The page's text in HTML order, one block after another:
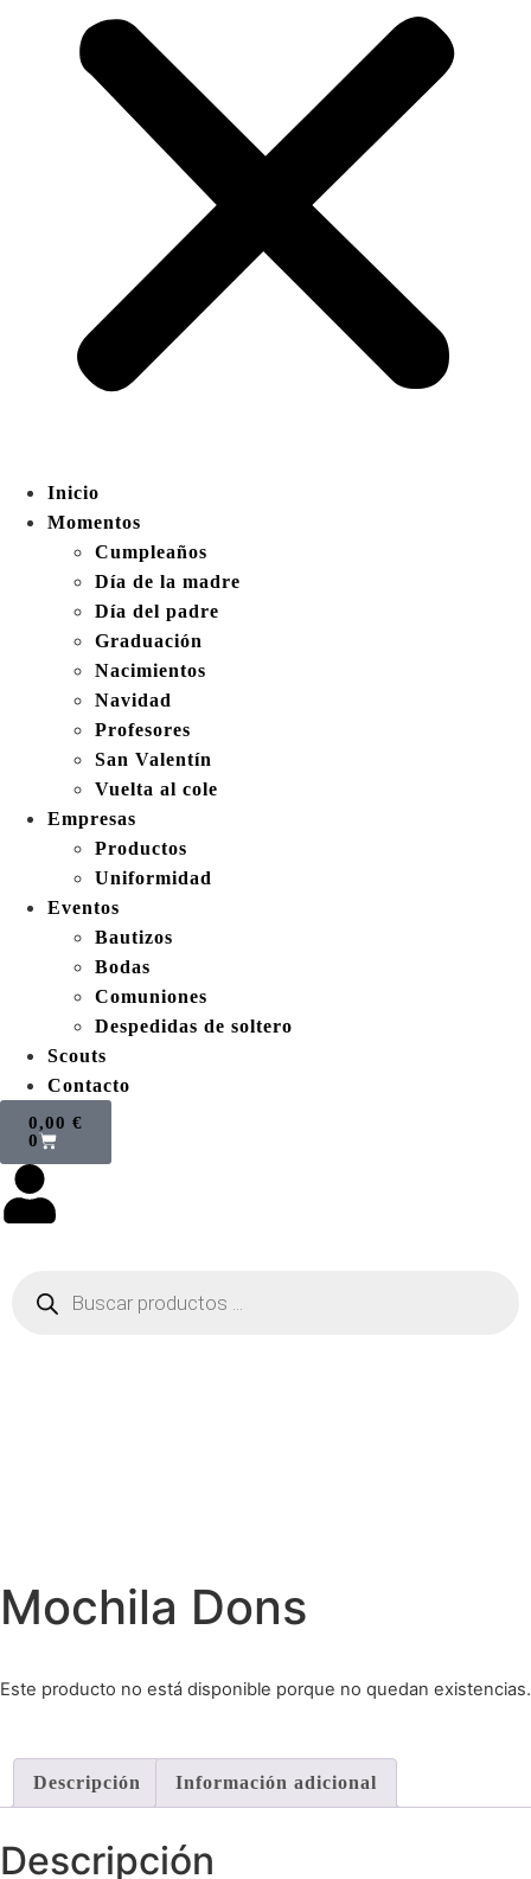
Inicio
Momentos
Cumpleaños
Día de la madre
Día del padre
Graduación
Nacimientos
Navidad
Profesores
San Valentín
Vuelta al cole
Empresas
Productos
Uniformidad
Eventos
Bautizos
Bodas
Comuniones
Despedidas de soltero
Scouts
Contacto
0,00 €
0
Mochila Dons
Este producto no está disponible porque no quedan existencias.
Descripción Información adicional
Descripción